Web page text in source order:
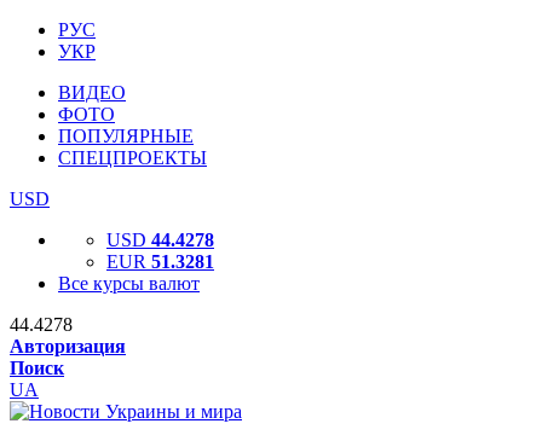
РУС
УКР
ВИДЕО
ФОТО
ПОПУЛЯРНЫЕ
СПЕЦПРОЕКТЫ
USD
USD 44.4278
EUR 51.3281
Все курсы валют
44.4278
Авторизация
Поиск
UA